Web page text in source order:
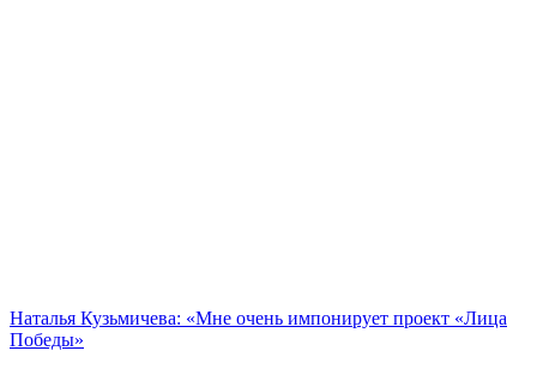
Наталья Кузьмичева: «Мне очень импонирует проект «Лица
Победы»